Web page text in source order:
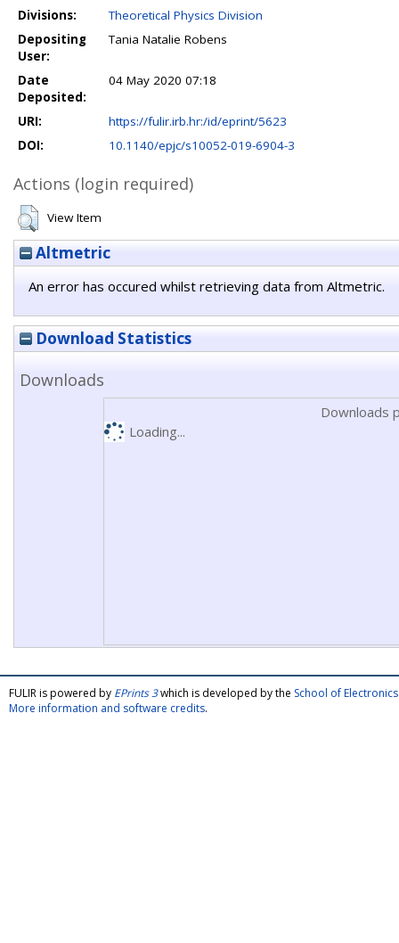
Divisions:
Theoretical Physics Division
Depositing
User:
Tania Natalie Robens
Date
Deposited:
04 May 2020 07:18
URI:
https://fulir.irb.hr:/id/eprint/5623
DOI:
10.1140/epjc/s10052-019-6904-3
Actions (login required)
View Item
Altmetric
An error has occured whilst retrieving data from Altmetric.
Download Statistics
Downloads
Downloads
Loading...
FULIR is powered by EPrints 3which is developed by the School of
More information and software credits.